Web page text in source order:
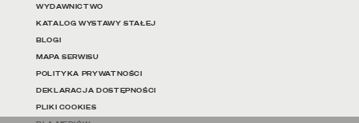
WYDAWNICTWO
KATALOG WYSTAWY STAŁEJ
BLOGI
MAPA SERWISU
POLITYKA PRYWATNOŚCI
DEKLARACJA DOSTĘPNOŚCI
PLIKI COOKIES